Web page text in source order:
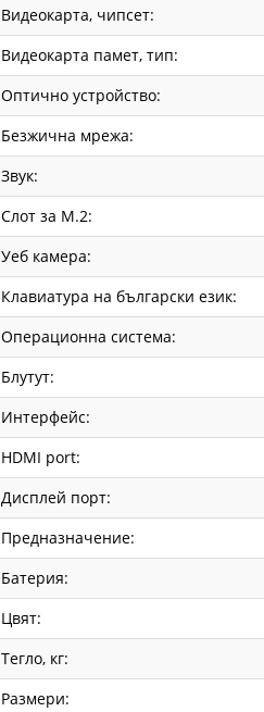
Видеокарта, чипсет:
Видеокарта памет, тип:
Оптично устройство:
Безжична мрежа:
Звук:
Слот за М.2:
Уеб камера:
Клавиатура на български език:
Операционна система:
Блутут:
Интерфейс:
HDMI port:
Дисплей порт:
Предназначение:
Батерия:
Цвят:
Тегло, кг:
Размери: